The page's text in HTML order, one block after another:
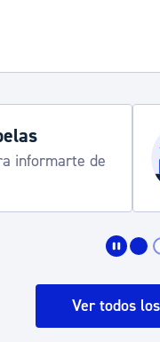
informarte de
Ver todos